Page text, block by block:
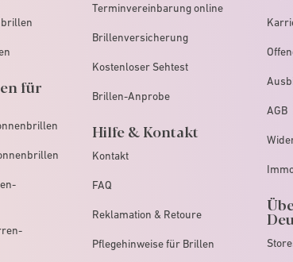
für
Terminvereinbarung online
Brillenversicherung
Kostenloser Sehtest
Brillen-Anprobe
Hilfe & Kontakt
Kontakt
FAQ
Reklamation & Retoure
Pflegehinweise für Brillen
AGB